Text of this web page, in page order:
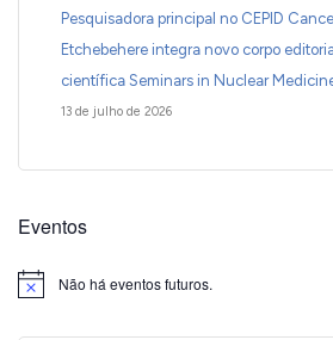
Pesquisadora principal no CEPID
Etchebehere integra novo corpo
científica Seminars in Nuclear
13 de julho de 2026
Eventos
Notice Não há eventos futuros.